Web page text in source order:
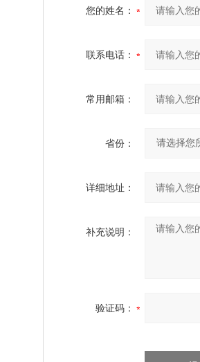
您的姓名：
联系电话：
常用邮箱：
省份：
详细地址：
补充说明：
验证码：